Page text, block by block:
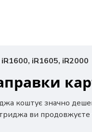
iR1600, iR1605, iR2000
коштує значно
ви продовжуєте